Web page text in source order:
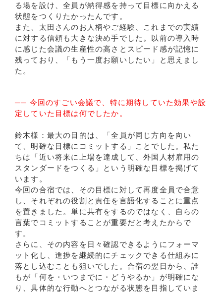
る場を設け、全員が納得感を持って目標に向かえる
状態をつくりたかったんです。
また、太田さんのお人柄やご経験、これまでの実績
に対する信頼も大きな決め手でした。以前の導入時
に感じた会議の生産性の高さとスピード感が記憶に
残っており、「もう一度お願いしたい」と思えまし
た。
── 今回のすごい会議で、特に期待していた効果や設
定していた目標は何でしたか。
鈴木様：最大の目的は、「全員が同じ方向を向い
て、明確な目標にコミットする」ことでした。私た
ちは「近い将来に上場を達成して、外国人材雇用の
スタンダードをつくる」という明確な目標を掲げて
います。
今回の合宿では、その目標に対して再度全員で合意
し、それぞれの役割と責任を言語化することに重点
を置きました。単に共有をするのではなく、自らの
言葉でコミットすることが重要だと考えたからで
す。
さらに、その内容を日々確認できるようにフォーマ
ット化し、進捗を継続的にチェックできる仕組みに
落とし込むことも狙いでした。合宿の翌日から、誰
もが「何を・いつまでに・どうやるか」が明確にな
り、具体的な行動へとつながる状態を目指していま